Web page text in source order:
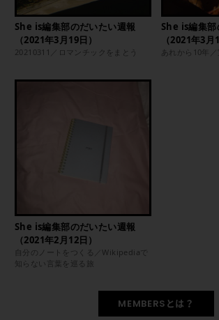
She is編集部のだいたい週報
（2021年3月19日）
20210311／ロマンチックをまとう
She is編集部
（2021年3月
あれから10年
She is編集部のだいたい週報
（2021年2月12日）
自分のノートをつくる／Wikipediaで
知らない言葉を巡る旅
MEMBERSとは？